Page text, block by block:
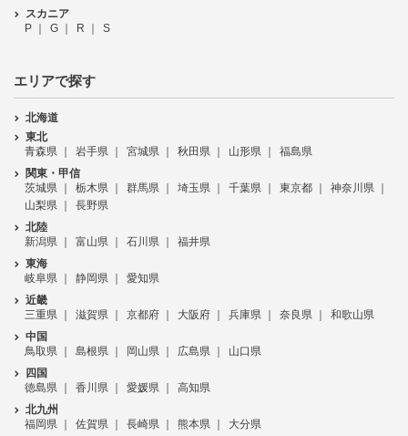
スカニア
P
G R S
エリアで探す
北海道
東北
青森県
岩手県 宮城県 秋田県 山形県
福島県
関東・甲信
茨城県
栃木県 群馬県 埼玉県 千葉県 東京都
神奈川県
山梨県
長野県
北陸
新潟県
富山県 石川県
福井県
東海
岐阜県
静岡県
愛知県
近畿
三重県
滋賀県 京都府 大阪府 兵庫県 奈良県
和歌山県
中国
鳥取県
島根県 岡山県 広島県
山口県
四国
徳島県
香川県 愛媛県
高知県
北九州
福岡県
佐賀県 長崎県 熊本県 大分県